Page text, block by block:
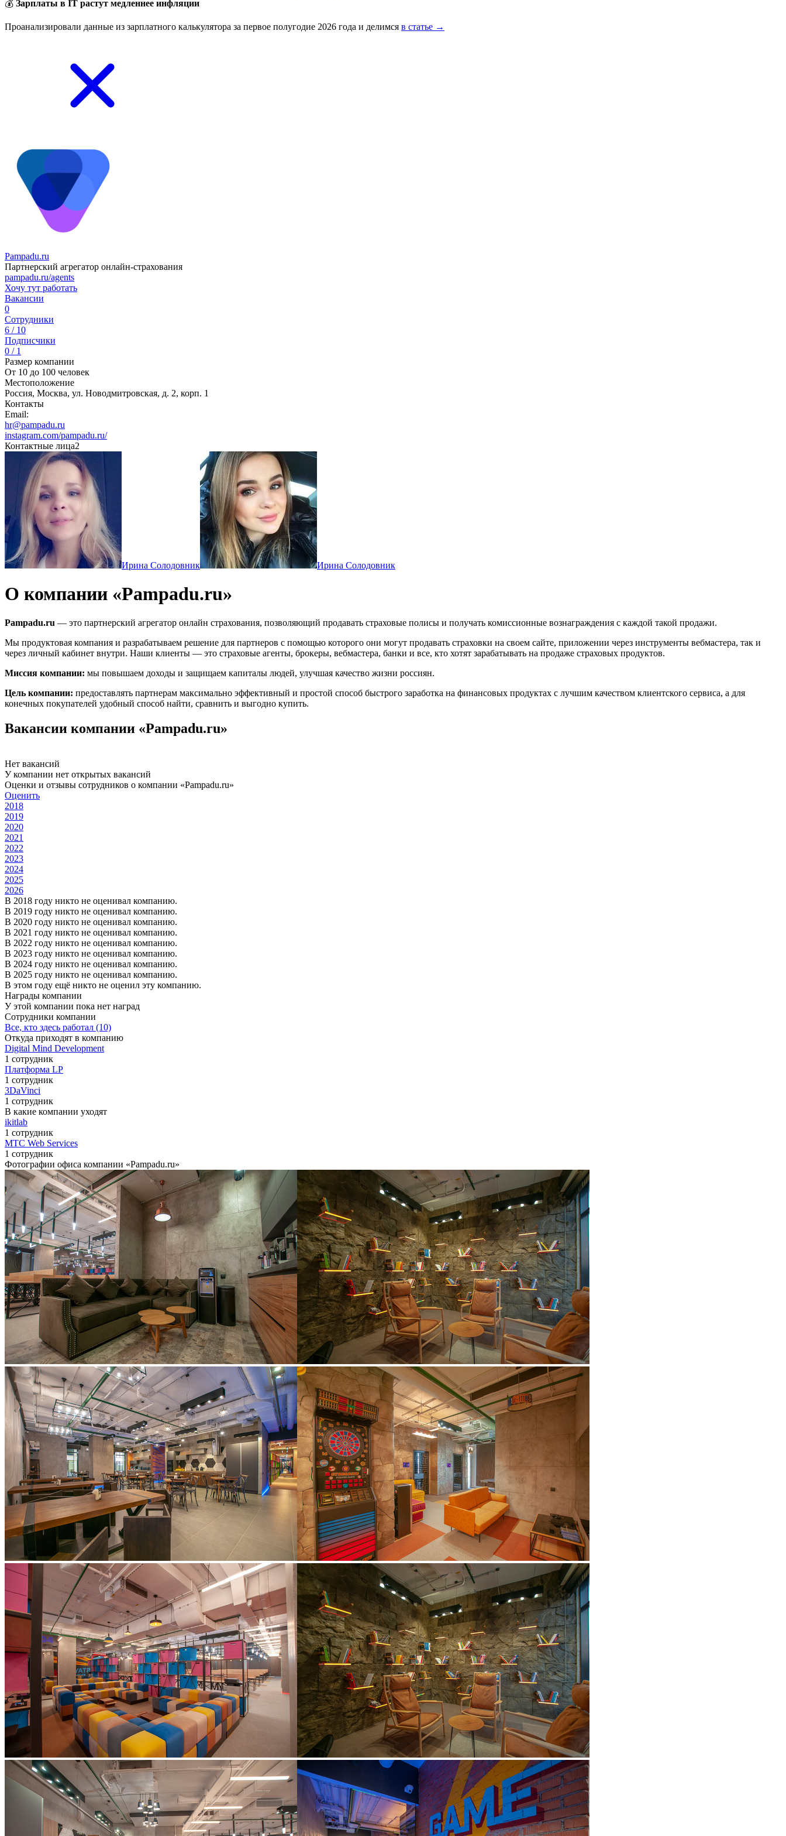
💰 Зарплаты в IT растут медленнее инфляции
Проанализировали данные из зарплатного калькулятора за первое полугодие 2026 года и делимся в статье →
Pampadu.ru
Партнерский агрегатор онлайн-страхования
pampadu.ru/agents
Хочу тут работать
Вакансии
0
Сотрудники
6 / 10
Подписчики
0 / 1
Размер компании
От 10 до 100 человек
Местоположение
Россия, Москва, ул. Новодмитровская, д. 2, корп. 1
Контакты
Email:
hr@pampadu.ru
instagram.com/pampadu.ru/
Контактные лица2
Ирина Солодовник Ирина Солодовник
О компании «Pampadu.ru»
Pampadu.ru — это партнерский агрегатор онлайн страхования, позволяющий продавать страховые полисы и получать комиссионные вознаграждения с каждой такой продажи.
Мы продуктовая компания и разрабатываем решение для партнеров с помощью которого они могут продавать страховки на своем сайте, приложении через инструменты вебмастера, так и
через личный кабинет внутри. Наши клиенты — это страховые агенты, брокеры, вебмастера, банки и все, кто хотят зарабатывать на продаже страховых продуктов.
Миссия компании: мы повышаем доходы и защищаем капиталы людей, улучшая качество жизни россиян.
Цель компании: предоставлять партнерам максимально эффективный и простой способ быстрого заработка на финансовых продуктах с лучшим качеством клиентского сервиса, а для
конечных покупателей удобный способ найти, сравнить и выгодно купить.
Вакансии компании «Pampadu.ru»
Нет вакансий
У компании нет открытых вакансий
Оценки и отзывы сотрудников о компании «Pampadu.ru»
Оценить
2018
2019
2020
2021
2022
2023
2024
2025
2026
В 2018 году никто не оценивал компанию.
В 2019 году никто не оценивал компанию.
В 2020 году никто не оценивал компанию.
В 2021 году никто не оценивал компанию.
В 2022 году никто не оценивал компанию.
В 2023 году никто не оценивал компанию.
В 2024 году никто не оценивал компанию.
В 2025 году никто не оценивал компанию.
В этом году ещё никто не оценил эту компанию.
Награды компании
У этой компании пока нет наград
Сотрудники компании
Все, кто здесь работал (10)
Откуда приходят в компанию
Digital Mind Development
1 сотрудник
Платформа LP
1 сотрудник
3DaVinci
1 сотрудник
В какие компании уходят
ikitlab
1 сотрудник
МТС Web Services
1 сотрудник
Фотографии офиса компании «Pampadu.ru»